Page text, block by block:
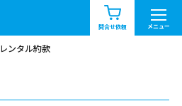
問合せ依頼 メニュー
お知らせ一覧
レンタル約款